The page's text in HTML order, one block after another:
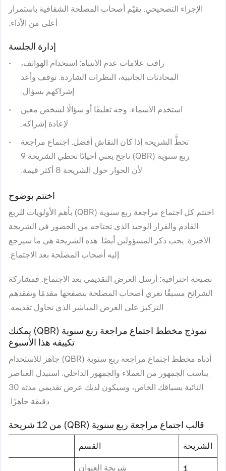
الإجراء التصحيحي. يقيّم أصحاب المصلحة الشفافية باستمرار
أعلى من الأداء.
إدارة الجلسة
راقب علامات عدم الانتباه: استخدام الهواتف،
المحادثات الجانبية، النظرات الشاردة. توقف وأعد
إشراكهم بسؤال.
استخدم الأسماء. وجه تعليقًا أو سؤالًا لشخص معين
لإعادة إشراكه.
تخطَّ الشريحة إذا كان النقاش أفضل. اجتماع مراجعة
ربع سنوية (QBR) ناجح يعني أحيانًا تخطي الشريحة 9
لأن الحوار حول الشريحة 8 أكثر قيمة.
اختتم بوضوح
اختتم كل اجتماع مراجعة ربع سنوية (QBR) بأهم الأولويات للربع
القادم والقرار الوحيد الذي تحتاجه من الحضور في الشريحة
الأخيرة. يجب ذكر المسؤولين أيضًا. هذه الشريحة هي ما سيرجع
إليه أصحاب المصلحة بعد الاجتماع.
نصيحة احترافية: أرسل العرض التقديمي بعد الاجتماع. فمشاركة
الشرائح مسبقًا تغري أصحاب المصلحة بتصفحها مقدمًا وتفقدهم
التركيز على العرض المباشر الذي تحاول تقديمه.
نموذج مخطط اجتماع مراجعة ربع سنوية (QBR) يمكنك
تكييفه هذا الأسبوع
أدناه مخطط اجتماع مراجعة ربع سنوية (QBR) جاهز للاستخدام
يناسب الجمهور من العملاء والجمهور الداخلي. استبدل العناصر
النائبة بسياقك الخاص، وسيكون لديك عرض تقديمي مدته 30
دقيقة جاهزًا.
قالب اجتماع مراجعة ربع سنوية (QBR) من 12 شريحة
الشريحة القسم
1 شريحة العنوان